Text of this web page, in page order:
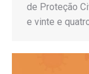
de Proteção
e vinte e